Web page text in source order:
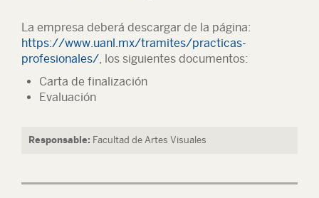
La empresa deberá descargar de la página:
https://www.uanl.mx/tramites/practicas-
profesionales/, los siguientes documentos:
Carta de finalización
Evaluación
Responsable: Facultad de Artes Visuales